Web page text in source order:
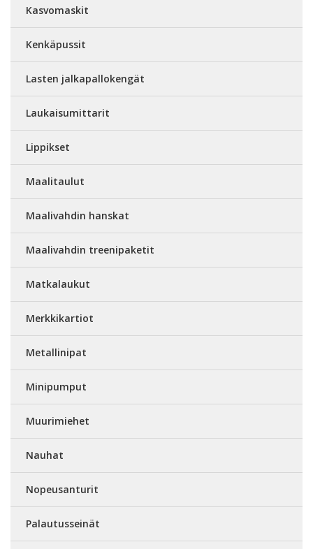
Kasvomaskit
Kenkäpussit
Lasten jalkapallokengät
Laukaisumittarit
Lippikset
Maalitaulut
Maalivahdin hanskat
Maalivahdin treenipaketit
Matkalaukut
Merkkikartiot
Metallinipat
Minipumput
Muurimiehet
Nauhat
Nopeusanturit
Palautusseinät